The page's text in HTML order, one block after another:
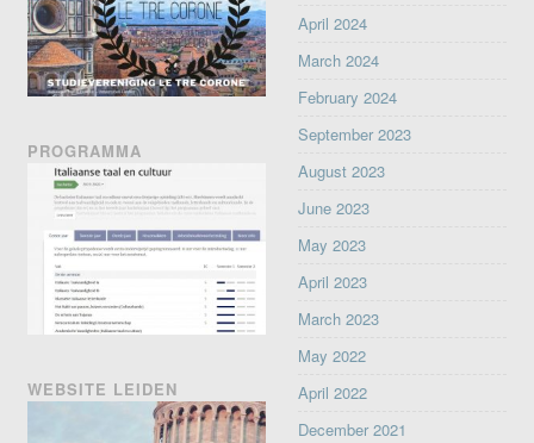
PROGRAMMA
WEBSITE LEIDEN
April 2024
March 2024
February 2024
September 2023
August 2023
June 2023
May 2023
April 2023
March 2023
May 2022
April 2022
December 2021